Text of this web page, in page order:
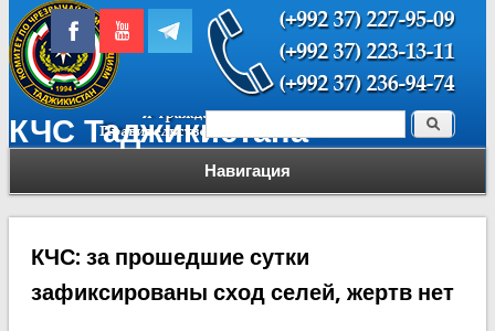
КЧС Таджикистана
Навигация
Форма поиска Поиск
КЧС: за прошедшие сутки
зафиксированы сход селей, жертв нет